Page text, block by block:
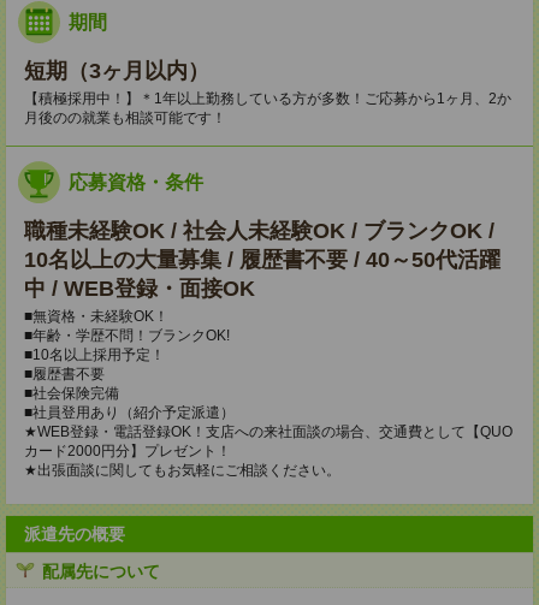
期間
短期（3ヶ月以内）
【積極採用中！】＊1年以上勤務している方が多数！ご応募から1ヶ月、2か
月後のの就業も相談可能です！
応募資格・条件
職種未経験OK / 社会人未経験OK / ブランクOK /
10名以上の大量募集 / 履歴書不要 / 40～50代活躍
中 / WEB登録・面接OK
■無資格・未経験OK！
■年齢・学歴不問！ブランクOK!
■10名以上採用予定！
■履歴書不要
■社会保険完備
■社員登用あり（紹介予定派遣）
★WEB登録・電話登録OK！支店への来社面談の場合、交通費として【QUO
カード2000円分】プレゼント！
★出張面談に関してもお気軽にご相談ください。
派遣先の概要
配属先について